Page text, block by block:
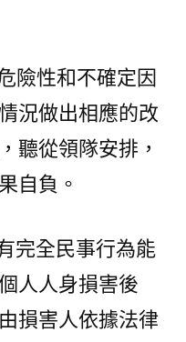
險性和不確定因
況做出相應的改
聽從領隊安排，
自負。
完全民事行為能
人人身損害後
損害人依據法律